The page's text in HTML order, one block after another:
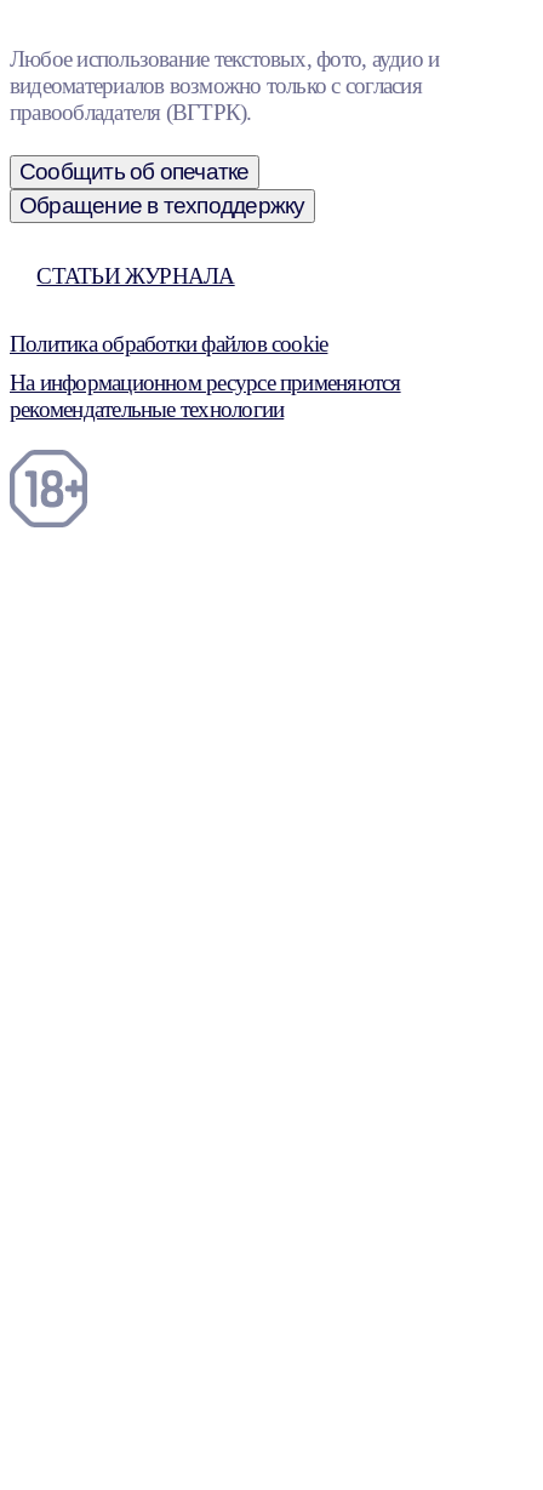
Любое использование текстовых, фото, аудио и
видеоматериалов возможно только с согласия
правообладателя (ВГТРК).
Сообщить об опечатке
Обращение в техподдержку
СТАТЬИ ЖУРНАЛА
Политика обработки файлов cookie
На информационном ресурсе применяются
рекомендательные технологии